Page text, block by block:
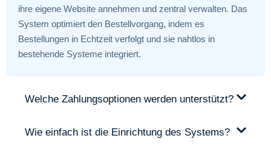
ihre eigene Website annehmen und zentral verwalten. Das
System optimiert den Bestellvorgang, indem es
Bestellungen in Echtzeit verfolgt und sie nahtlos in
bestehende Systeme integriert.
Welche Zahlungsoptionen werden unterstützt?
Wie einfach ist die Einrichtung des Systems?